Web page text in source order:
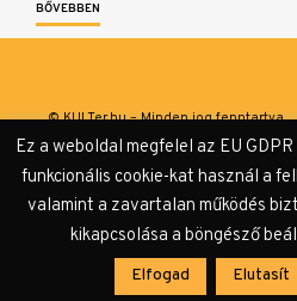
BŐVEBBEN
© KULTer.hu – Minden jog fenntartva
Adatvédelmi tájékoztató
Ez a weboldal megfelel az EU
funkcionális cookie-kat használ a
valamint a zavartalan működés
kikapcsolása a böngésző
Elfogad Elutasít